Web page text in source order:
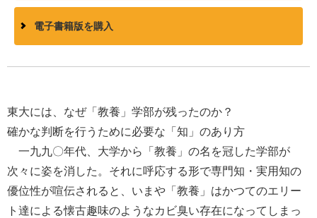
電子書籍版を購入
東大には、なぜ「教養」学部が残ったのか？
確かな判断を行うために必要な「知」のあり方
一九九〇年代、大学から「教養」の名を冠した学部が
次々に姿を消した。それに呼応する形で専門知・実用知の
優位性が喧伝されると、いまや「教養」はかつてのエリー
ト達による懐古趣味のようなカビ臭い存在になってしまっ